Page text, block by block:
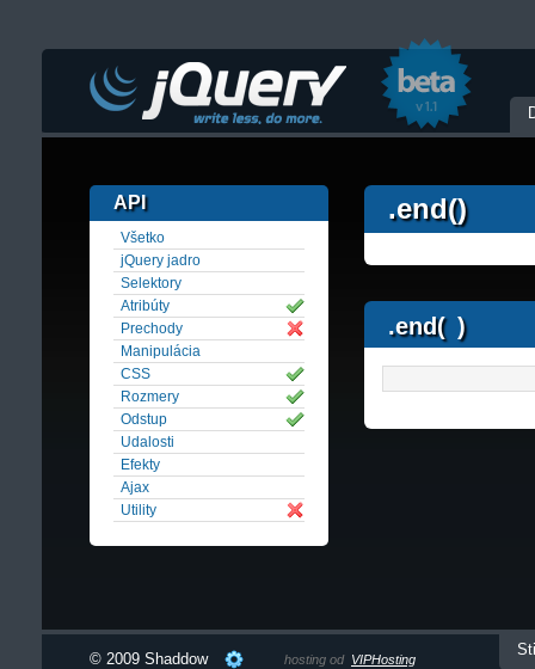
.end()
.end( )
API
Všetko
jQuery jadro
Selektory
Atribúty
Prechody
Manipulácia
CSS
Rozmery
Odstup
Udalosti
Efekty
Ajax
Utility
© 2009 Shaddow hosting od VIPHosting